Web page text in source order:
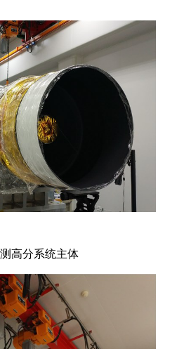
高分系统主体